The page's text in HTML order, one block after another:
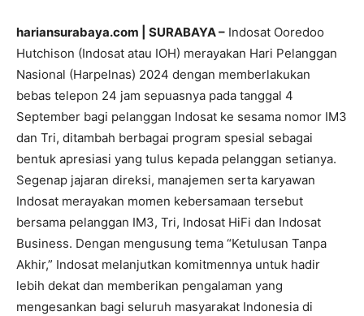
hariansurabaya.com | SURABAYA – Indosat Ooredoo
Hutchison (Indosat atau IOH) merayakan Hari Pelanggan
Nasional (Harpelnas) 2024 dengan memberlakukan
bebas telepon 24 jam sepuasnya pada tanggal 4
September bagi pelanggan Indosat ke sesama nomor IM3
dan Tri, ditambah berbagai program spesial sebagai
bentuk apresiasi yang tulus kepada pelanggan setianya.
Segenap jajaran direksi, manajemen serta karyawan
Indosat merayakan momen kebersamaan tersebut
bersama pelanggan IM3, Tri, Indosat HiFi dan Indosat
Business. Dengan mengusung tema “Ketulusan Tanpa
Akhir,” Indosat melanjutkan komitmennya untuk hadir
lebih dekat dan memberikan pengalaman yang
mengesankan bagi seluruh masyarakat Indonesia di